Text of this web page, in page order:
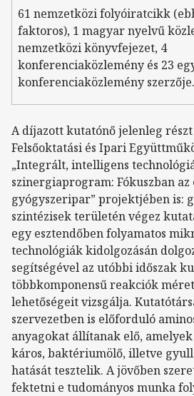
61 nemzetközi folyóiratcikk
faktoros), 1 magyar nyelvű
nemzetközi könyvfejezet, 4
konferenciaközlemény és 23
konferenciaközlemény szerzője.
A díjazott kutatónő jelenleg részt
Felsőoktatási és Ipari
„Integrált, intelligens
szinergiaprogram: Fókuszban
gyógyszeripar” projektjében is:
szintézisek területén végez
egy esztendőben folyamatos
technológiák kidolgozásán
segítségével az utóbbi időszak
többkomponensű reakciók
lehetőségeit vizsgálja.
szervezetben is előforduló
anyagokat állítanak elő,
káros, baktériumölő, illetve
hatását tesztelik. A jövőben
fektetni e tudományos munka